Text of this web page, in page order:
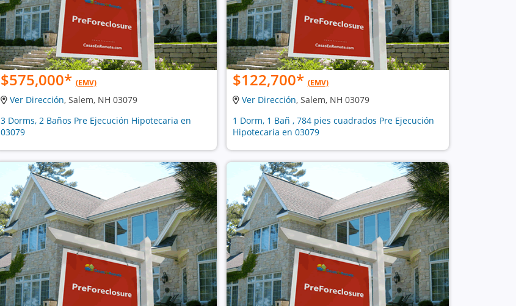
$575,000* (EMV)
Ver Dirección, Salem, NH 03079
3 Dorms, 2 Baños Pre Ejecución Hipotecaria en
03079
$122,700* (EMV)
Ver Dirección, Salem, NH 03079
1 Dorm, 1 Bañ , 784 pies cuadrados Pre Ejecución
Hipotecaria en 03079